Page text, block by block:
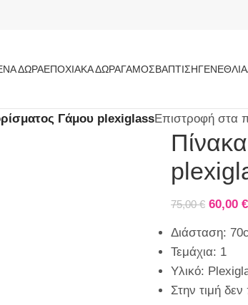
ΔΏΡΑΕΠΟΧΙΑΚΆ ΔΏΡΑΓΆΜΟΣΒΆΠΤΙΣΗΓΕΝΈΘΛΙΑ
Γάμου plexiglassΕπιστροφή στα
75,00€ 60,00 €
Διάσταση:
Τεμάχια: 1
Υλικό:
Στην τιμή